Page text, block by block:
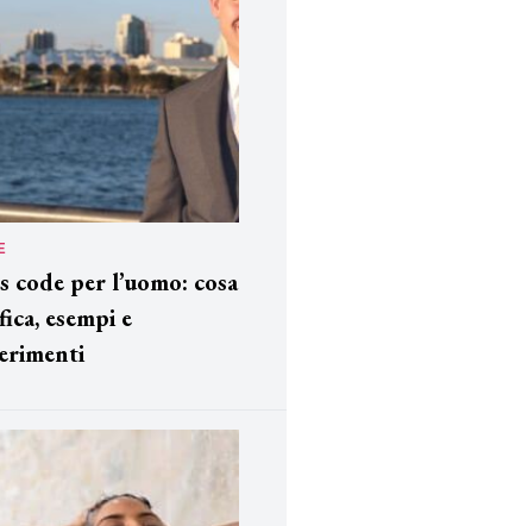
beauty preziosi
regalo adatto ad
code per l’uomo: cosa
esempi e